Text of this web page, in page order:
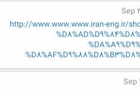
Sep
http://www.www.www.iran-eng.ir/
Sep